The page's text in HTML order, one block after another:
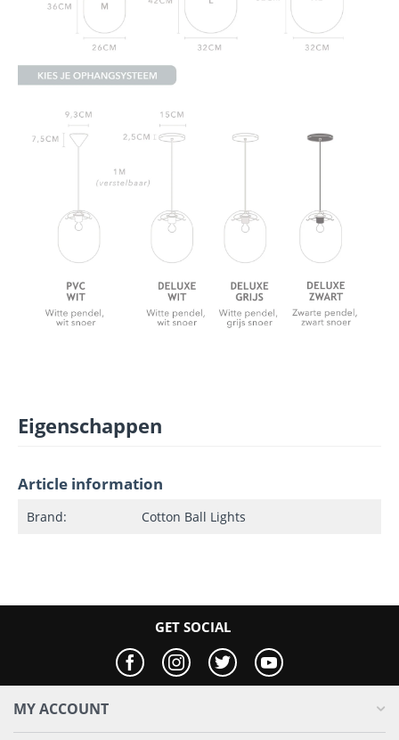
Eigenschappen
Article information
Brand: Cotton Ball Lights
GET SOCIAL
MY ACCOUNT